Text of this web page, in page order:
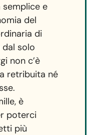
e
del
di
dal solo
non c’è
retribuita né
è
poterci
più